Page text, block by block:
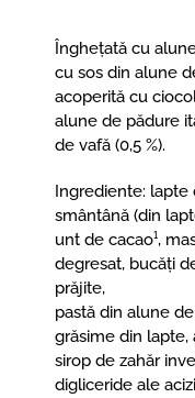
Înghețată cu
cu sos din alune
acoperită cu
alune de pădure
de vafă (0,5 %).
Ingrediente: lapte
smântână (din
unt de cacao¹,
degresat, bucăți
prăjite,
pastă din alune
grăsime din lapte,
sirop de zahăr
digliceride ale